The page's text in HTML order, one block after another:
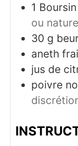
1 Boursin
ou nature
30 g
aneth
jus de
poivre